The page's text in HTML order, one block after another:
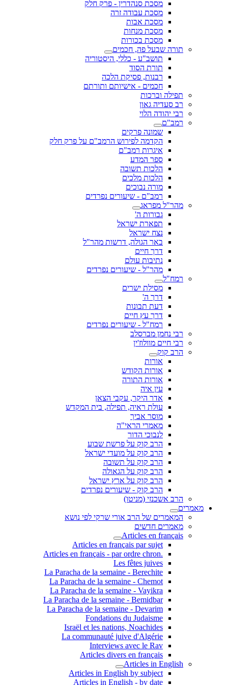
מסכת סנהדרין - פרק חלק
מסכת עבודה זרה
מסכת אבות
מסכת מנחות
מסכת בכורות
תורה שבעל פה, חכמים
תושב"ע - כללי, היסטוריה
תורת הסוד
רבנות, פסיקת הלכה
חכמים - אישיותם ותורתם
תפילה וברכות
רב סעדיה גאון
רבי יהודה הלוי
רמב"ם
שמונה פרקים
הקדמה לפירוש הרמב"ם על פרק חלק
איגרות רמב"ם
ספר המדע
הלכות תשובה
הלכות מלכים
מורה נבוכים
רמב"ם - שיעורים נפרדים
מהר"ל מפראג
גבורות ה'
תפארת ישראל
נצח ישראל
באר הגולה, דרשות מהר"ל
דרך חיים
נתיבות עולם
מהר"ל - שיעורים נפרדים
רמח"ל
מסילת ישרים
דרך ה'
דעת תבונות
דרך עץ חיים
רמח"ל - שיעורים נפרדים
רבי נחמן מברסלב
רבי חיים מוולוז'ין
הרב קוק
אורות
אורות הקודש
אורות התורה
עין איה
אדר היקר, עקבי הצאן
עולת ראיה, תפילה, בית המקדש
מוסר אביך
מאמרי הראי"ה
לנבוכי הדור
הרב קוק על פרשת שבוע
הרב קוק על מועדי ישראל
הרב קוק על תשובה
הרב קוק על הגאולה
הרב קוק על ארץ ישראל
הרב קוק - שיעורים נפרדים
הרב אשכנזי (מניטו)
מאמרים
המאמרים של הרב אורי שרקי לפי נושא
מאמרים חדשים
Articles en français
Articles en français par sujet
.Articles en français - par ordre chron
Les fêtes juives
La Paracha de la semaine - Berechite
La Paracha de la semaine - Chemot
La Paracha de la semaine - Vayikra
La Paracha de la semaine - Bemidbar
La Paracha de la semaine - Devarim
Fondations du Judaisme
Israël et les nations, Noachides
La communauté juive d'Algérie
Interviews avec le Rav
Articles divers en français
Articles in English
Articles in English by subject
Articles in English - by date